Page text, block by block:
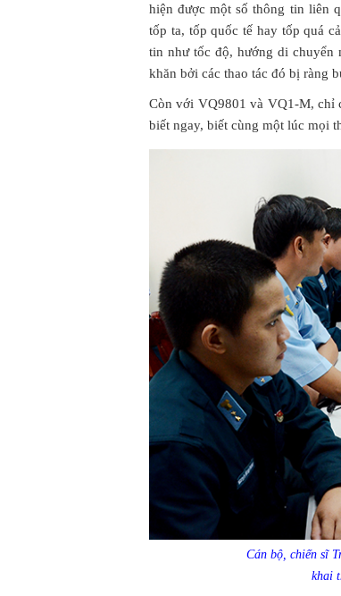
hiện được một số thông tin liên
tốp ta, tốp quốc tế hay tốp quá
tin như tốc độ, hướng di chuyển
khăn bởi các thao tác đó bị ràng
Còn với VQ9801 và VQ1-M, chỉ
biết ngay, biết cùng một lúc mọi
Cán bộ, chiến sĩ
khai